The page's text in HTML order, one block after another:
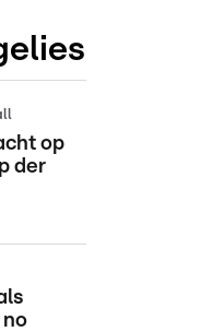
op
der
no